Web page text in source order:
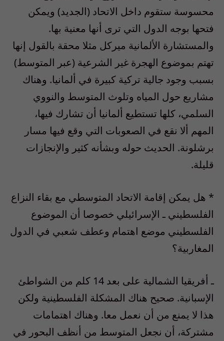
محسوسة ستقوم داخل الاتحاد (الجديد) ويمكن
فتحها بوجه الدول التي ترى أنها معنية بها.
والمستشارة الألمانية ميركل مثلا محقة بالقول إنها
تهتم بموضوع الهجرة غير الشرعية (عبر المتوسط)
بسبب وجود جالية تركية كبيرة في ألمانيا. وهناك
مشاريع حول المياه وتلوث المتوسط والنووي
السلمي، كلها تستطيع ألمانيا أن تشارك فيها،
المهم ألا نقع في الصعوبات التي وقع فيها مسار
برشلونة. الحديث حوله وبشأنه كثير والإنجازات
قليلة.
* هل يمكن إقامة الاتحاد المتوسطي مع بقاء النزاع
الفلسطيني ـ الإسرائيلي خصوصا أن الموضوع
الفلسطيني موضع اهتمام وعطف شعبي في الدول
المغاربية؟
ـ أفريقيا الشمالية على بعد 14 كلم من الشواطئ
الإسبانية. صحيح هناك المشكلة الفلسطينية ولكن
هذا لا يمنع من أن نعمل معا. وهناك اهتمامات
مشتركة، أن نجعل المتوسط من أنظف البحور في